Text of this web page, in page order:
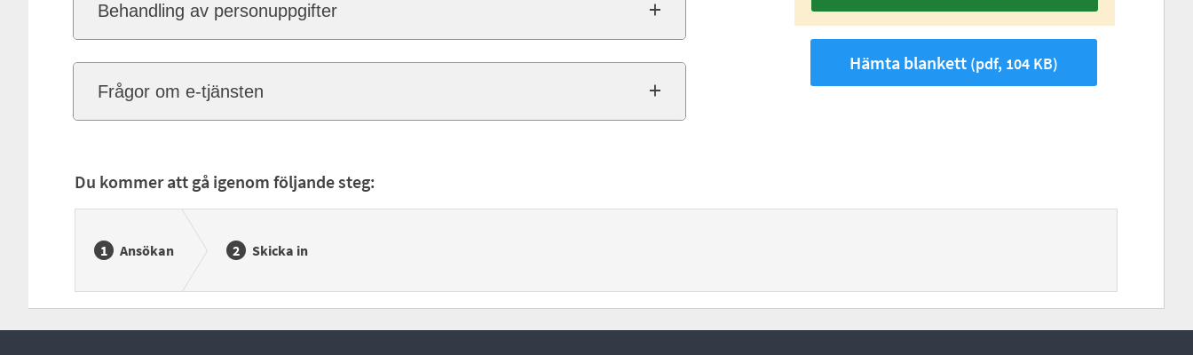
Behandling av personuppgifter
Frågor om e-tjänsten
Hämta blankett (pdf, 104 KB)
Du kommer att gå igenom följande steg:
Ansökan Skicka in